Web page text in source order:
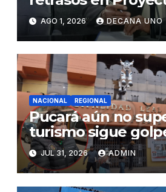
de Agua y
Juliaca
AGO 1, 2026 DECANA UNO
NACIONAL REGIONAL
Pucará aún no
turismo sigue
alcaldesa exige al
Gobierno fondos
paralizadas
JUL 31, 2026 ADMIN